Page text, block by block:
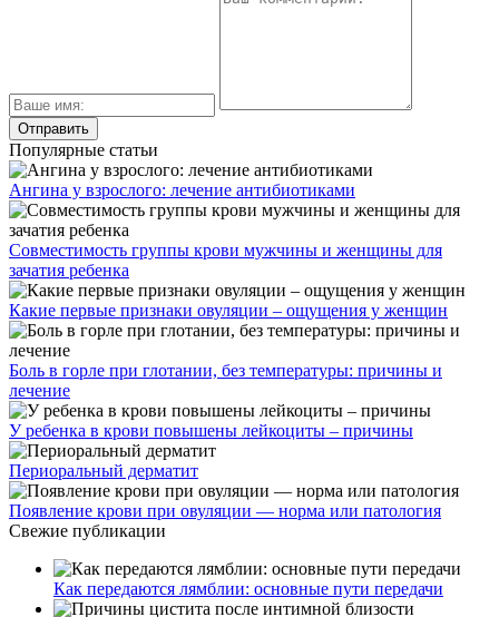
Популярные статьи
Ангина у взрослого: лечение антибиотиками
Совместимость группы крови мужчины и женщины для
зачатия ребенка
Какие первые признаки овуляции – ощущения у женщин
Боль в горле при глотании, без температуры: причины и
лечение
У ребенка в крови повышены лейкоциты – причины
Периоральный дерматит
Появление крови при овуляции — норма или патология
Свежие публикации
Как передаются лямблии: основные пути передачи